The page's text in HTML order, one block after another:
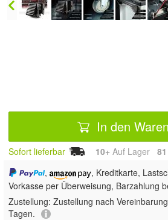
In den
Sofort lieferbar 10+ Auf Lager 81
,
, Kreditkarte,
Vorkasse per Überweisung, Barzahlung
Zustellung: Zustellung nach
Tagen.